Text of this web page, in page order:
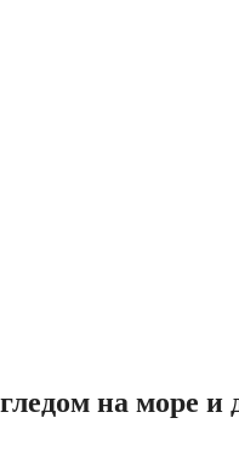
на море